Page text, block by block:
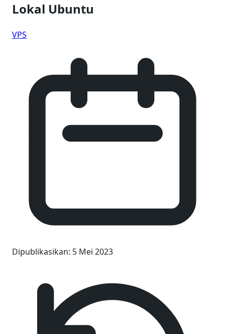
Lokal Ubuntu
VPS
Dipublikasikan: 5 Mei 2023